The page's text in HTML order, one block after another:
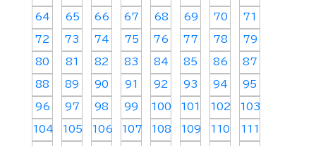
64 65 66 67 68 69 70 71
72 73 74 75 76 77 78 79
80 81 82 83 84 85 86 87
88 89 90 91 92 93 94 95
96 97 98 99 100 101 102 103
104 105 106 107 108 109 110 111